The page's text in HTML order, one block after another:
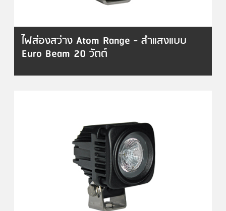
ไฟส่องสว่าง Atom Range - ลำแสงแบบ
Euro Beam 20 วัตต์